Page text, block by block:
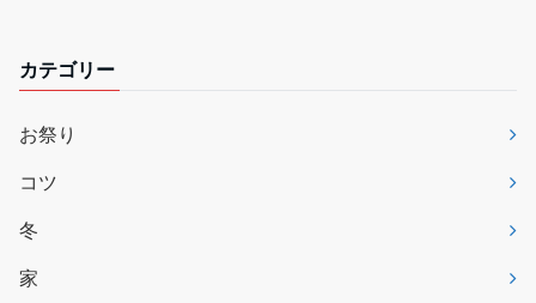
カテゴリー
お祭り
コツ
冬
家